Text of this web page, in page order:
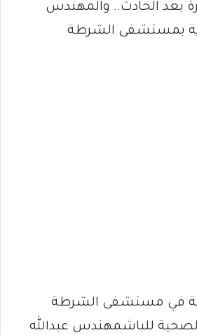
بعد الحادث.. والمهندس
بمستشفى الشرطة
في مستشفى الشرطة
للباشمهندس عبدالله